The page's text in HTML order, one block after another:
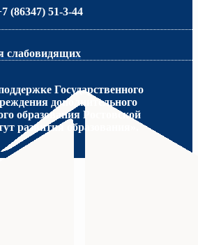
ПРОСВЕЩЕНИЯ
(86347) 51-3-44
слабовидящих
Государственного
дополнительного
образования Ростовской
развития образования».